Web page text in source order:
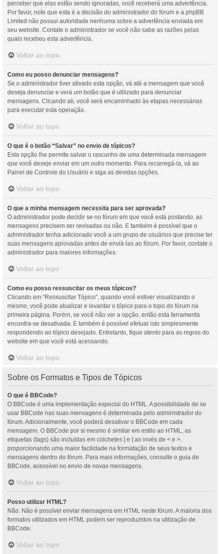
perceber que elas estão sendo ignoradas, você receberá uma advertência.
Por favor, note que esta é a decisão do administrador do fórum e a phpBB
Limited não possui autoridade nenhuma sobre a advertência enviada em
seu website. Contate o administrador se você não sabe as razões pelas
quais recebeu esta advertência.
Voltar ao topo
Como eu posso denunciar mensagens?
Se o administrador tiver ativado esta opção, vá até a mensagem que você
deseja denunciar e verá um botão que é utilizado para denunciar
mensagens. Clicando ali, você será encaminhado às etapas necessárias
para executar esta operação.
Voltar ao topo
O que é o botão “Salvar” no envio de tópicos?
Esta opção lhe permite salvar o rascunho de uma determinada mensagem
que você deseje enviar em um outro momento. Para recarregá-la, vá ao
Painel de Controle do Usuário e siga as devidas opções.
Voltar ao topo
O que a minha mensagem necessita para ser aprovada?
O administrador pode decidir se no fórum em que você está postando, as
mensagens precisem ser revisadas ou não. E também é possível que o
administrador tenha adicionado você a um grupo de usuários que precise ter
suas mensagens aprovadas antes de enviá-las ao fórum. Por favor, contate o
administrador para maiores informações.
Voltar ao topo
Como eu posso ressuscitar os meus tópicos?
Clicando em “Ressuscitar Tópico”, quando você estiver visualizando o
mesmo, você pode atualizar e levantar o tópico para o topo do fórum na
primeira página. Porém, se você não ver a opção, então esta ferramenta
encontra-se desativada. E também é possível efetuar isto simplesmente
respondendo ao tópico desejado. Entretanto, fique atento para as regras do
website em que você está acessando.
Voltar ao topo
Sobre os Formatos e Tipos de Tópicos
O que é BBCode?
O BBCode é uma implementação especial do HTML. A possibilidade de se
usar BBCode nas suas mensagens é determinada pelo administrador do
fórum. Adicionalmente, você poderá desativar o BBCode em cada
mensagem. O BBCode por si mesmo é similar em estilo ao HTML, as
etiquetas (tags) são incluídas em colchetes [ e ] ao invés de < e >,
proporcionando uma maior facilidade na formatação de seus textos e
mensagens dentro do fórum. Para mais informações, consulte o guia de
BBCode, acessível no envio de novas mensagens.
Voltar ao topo
Posso utilizar HTML?
Não. Não é possível enviar mensagens em HTML neste fórum. A maioria dos
formatos utilizados em HTML podem ser reproduzidos na utilização de
BBCode.
Voltar ao topo